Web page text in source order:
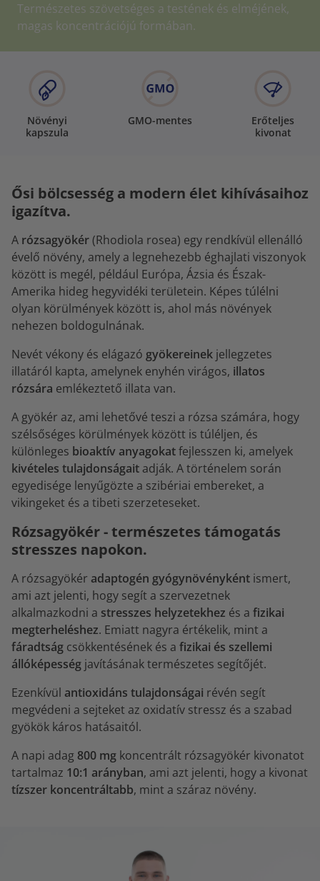
Természetes szövetséges a testének és elméjének,
magas koncentrációjú formában.
Növényi
kapszula
GMO-mentes
Erőteljes
kivonat
Ősi bölcsesség a modern élet kihívásaihoz
igazítva.
A rózsagyökér(Rhodiola rosea) egy rendkívül ellenálló
évelő növény, amely a legnehezebb éghajlati viszonyok
között is megél, például Európa, Ázsia és Észak-
Amerika hideg hegyvidéki területein. Képes túlélni
olyan körülmények között is, ahol más növények
nehezen boldogulnának.
Nevét vékony és elágazó gyökereinek jellegzetes
illatáról kapta, amelynek enyhén virágos, illatos
rózsára emlékeztető illata van.
A gyökér az, ami lehetővé teszi a rózsa számára, hogy
szélsőséges körülmények között is túléljen, és
különleges bioaktív anyagokatfejlesszen ki, amelyek
kivételes tulajdonságait adják. A történelem során
egyedisége lenyűgözte a szibériai embereket, a
vikingeket és a tibeti szerzeteseket.
Rózsagyökér - természetes támogatás
stresszes napokon.
A rózsagyökér adaptogén gyógynövényként ismert,
ami azt jelenti, hogy segít a szervezetnek
alkalmazkodni a stresszes helyzetekhez és a fizikai
megterheléshez. Emiatt nagyra értékelik, mint a
fáradtság csökkentésének és a fizikai és szellemi
állóképesség javításának természetes segítőjét.
Ezenkívül antioxidáns tulajdonságai révén segít
megvédeni a sejteket az oxidatív stressz és a szabad
gyökök káros hatásaitól.
A napi adag 800 mg koncentrált rózsagyökér kivonatot
tartalmaz 10:1 arányban, ami azt jelenti, hogy a kivonat
tízszer koncentráltabb, mint a száraz növény.